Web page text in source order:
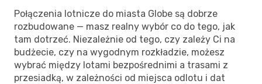
Połączenia lotnicze do miasta Globe są dobrze
rozbudowane — masz realny wybór co do tego, jak
tam dotrzeć. Niezależnie od tego, czy zależy Ci na
budżecie, czy na wygodnym rozkładzie, możesz
wybrać między lotami bezpośrednimi a trasami z
przesiadką, w zależności od miejsca odlotu i dat